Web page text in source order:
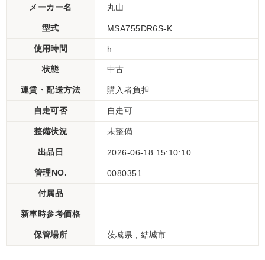
メーカー名 丸山
型式 MSA755DR6S-K
使用時間 h
状態 中古
運賃・配送方法 購入者負担
自走可否 自走可
整備状況 未整備
出品日 2026-06-18 15:10:10
管理NO. 0080351
付属品
新車時参考価格
保管場所 茨城県 , 結城市